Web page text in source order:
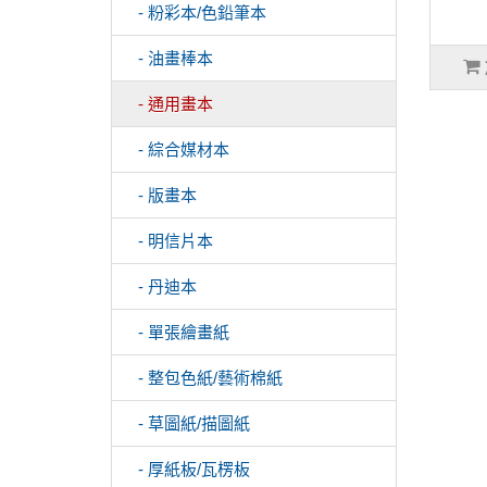
- 粉彩本/色鉛筆本
- 油畫棒本
- 通用畫本
- 綜合媒材本
- 版畫本
- 明信片本
- 丹迪本
- 單張繪畫紙
- 整包色紙/藝術棉紙
- 草圖紙/描圖紙
- 厚紙板/瓦楞板